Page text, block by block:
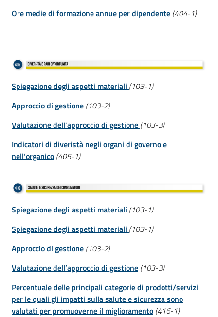
Ore medie di formazione annue per dipendente (404-1)
Spiegazione degli aspetti materiali (103-1)
Approccio di gestione (103-2)
Valutazione dell’approccio di gestione (103-3)
Indicatori di diveristà negli organi di governo e
nell’organico (405-1)
Spiegazione degli aspetti materiali (103-1)
Spiegazione degli aspetti materiali (103-1)
Approccio di gestione (103-2)
Valutazione dell’approccio di gestione (103-3)
Percentuale delle principali categorie di prodotti/servizi
per le quali gli impatti sulla salute e sicurezza sono
valutati per promuoverne il miglioramento (416-1)